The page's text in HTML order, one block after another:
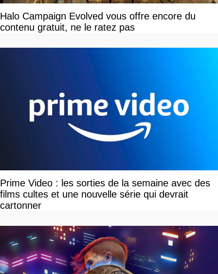
Halo Campaign Evolved vous offre encore du
contenu gratuit, ne le ratez pas
Prime Video : les sorties de la semaine avec des
films cultes et une nouvelle série qui devrait
cartonner